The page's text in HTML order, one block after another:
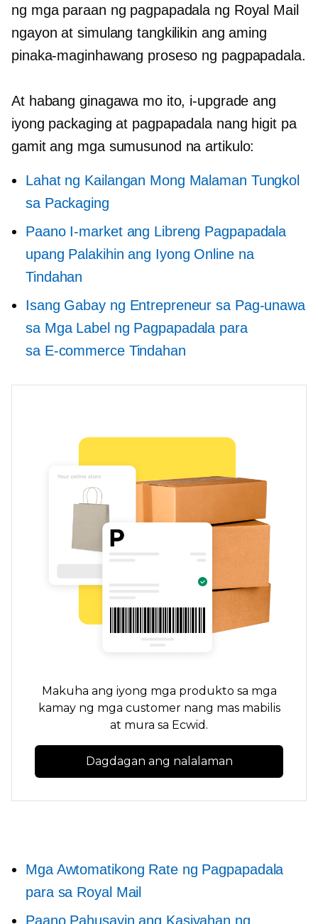
ng mga paraan ng pagpapadala ng Royal Mail
ngayon at simulang tangkilikin ang aming
pinaka-maginhawang proseso ng pagpapadala.
At habang ginagawa mo ito, i-upgrade ang
iyong packaging at pagpapadala nang higit pa
gamit ang mga sumusunod na artikulo:
Lahat ng Kailangan Mong Malaman Tungkol
sa Packaging
Paano I-market ang Libreng Pagpapadala
upang Palakihin ang Iyong Online na
Tindahan
Isang Gabay ng Entrepreneur sa Pag-unawa
sa Mga Label ng Pagpapadala para
sa E-commerceTindahan
Makuha ang iyong mga produkto sa mga
kamay ng mga customer nang mas mabilis
at mura sa Ecwid.
Dagdagan ang nalalaman
Mga Awtomatikong Rate ng Pagpapadala
para sa Royal Mail
Paano Pahusayin ang Kasiyahan ng